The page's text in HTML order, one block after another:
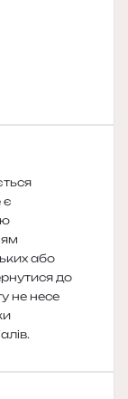
є
або
до
не несе